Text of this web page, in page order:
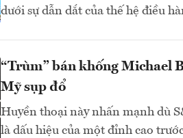
dưới sự dẫn dắt của thế hệ điều
“Trùm” bán khống Michael
Mỹ sụp đổ
Huyền thoại này nhấn mạnh dù
là dấu hiệu của một đỉnh cao